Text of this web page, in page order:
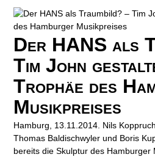
Der HANS als
Tim John
Trophäe des
Musikpreises
Hamburg, 13.11.2014. Nils
Thomas Baldischwyler und Boris
bereits die Skulptur des Hamburger